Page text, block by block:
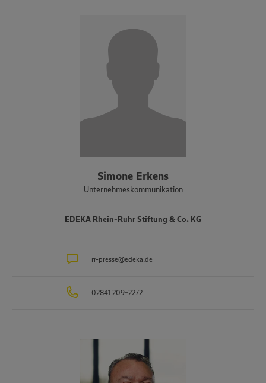
Simone Erkens
Unternehmeskommunikation
EDEKA Rhein-Ruhr Stiftung & Co. KG
rr-presse@edeka.de
02841 209-2272